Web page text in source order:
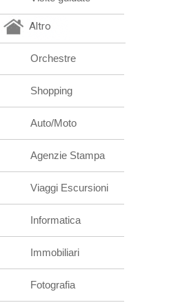
Altro
Orchestre
Shopping
Auto/Moto
Agenzie Stampa
Viaggi Escursioni
Informatica
Immobiliari
Fotografia